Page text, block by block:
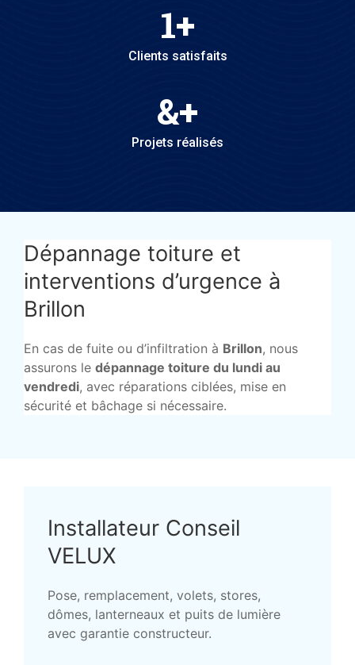
1+
Clients satisfaits
&+
Projets réalisés
Dépannage toiture et
interventions d’urgence à
Brillon
En cas de fuite ou d’infiltration à Brillon, nous
assurons le dépannage toiture du lundi au
vendredi, avec réparations ciblées, mise en
sécurité et bâchage si nécessaire.
Installateur Conseil
VELUX
Pose, remplacement, volets, stores,
dômes, lanterneaux et puits de lumière
avec garantie constructeur.